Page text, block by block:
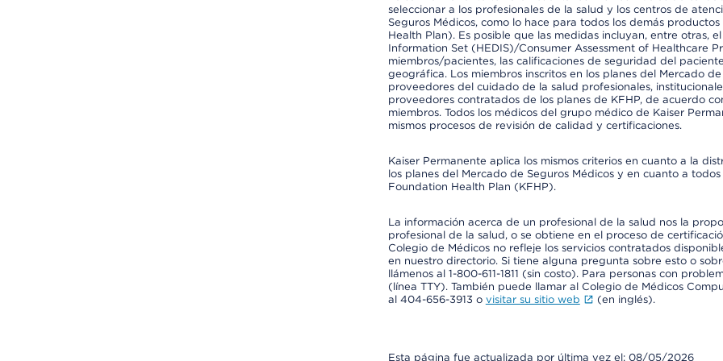
seleccionar a los profesionales de la salud y los centros de
Seguros Médicos, como lo hace para todos los demás
Health Plan). Es posible que las medidas incluyan, entre otras,
Information Set (HEDIS)/Consumer Assessment of Healthcare
miembros/pacientes, las calificaciones de seguridad del
geográfica. Los miembros inscritos en los planes del Mercado
proveedores del cuidado de la salud profesionales,
proveedores contratados de los planes de KFHP, de acuerdo
miembros. Todos los médicos del grupo médico de Kaiser
mismos procesos de revisión de calidad y certificaciones.
Kaiser Permanente aplica los mismos criterios en cuanto a la
los planes del Mercado de Seguros Médicos y en cuanto a
Foundation Health Plan (KFHP).
La información acerca de un profesional de la salud nos la
profesional de la salud, o se obtiene en el proceso de
Colegio de Médicos no refleje los servicios contratados
en nuestro directorio. Si tiene alguna pregunta sobre esto o
llámenos al 1-800-611-1811 (sin costo). Para personas con
(línea TTY). También puede llamar al Colegio de Médicos
al 404-656-3913 o visitar su sitio web (en inglés).
Esta página fue actualizada por última vez el: 08/05/2026